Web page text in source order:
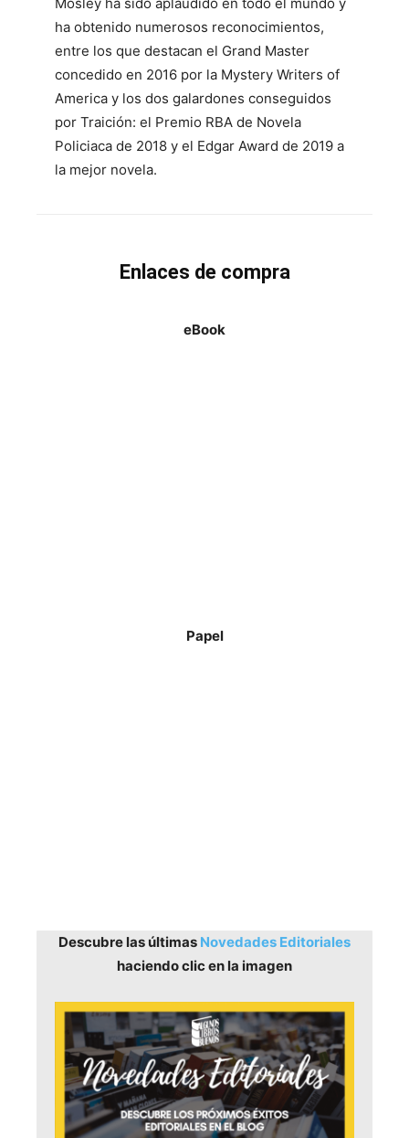
ha obtenido numerosos reconocimientos,
entre los que destacan el Grand Master
concedido en 2016 por la Mystery Writers of
America y los dos galardones conseguidos
por Traición: el Premio RBA de Novela
Policiaca de 2018 y el Edgar Award de 2019 a
la mejor novela.
Enlaces de compra
eBook
Papel
Descubre las últimas Novedades Editoriales
haciendo clic en la imagen